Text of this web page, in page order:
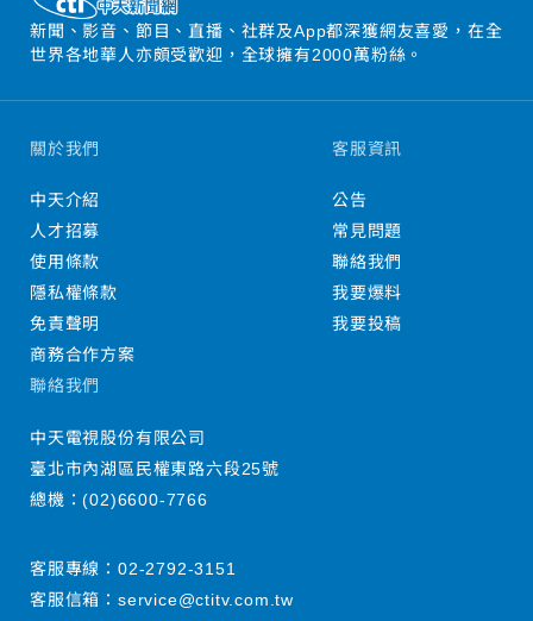
新聞、影音、節目、直播、社群及App都深獲網友喜愛，在全
世界各地華人亦頗受歡迎，全球擁有2000萬粉絲。
關於我們
中天介紹
人才招募
使用條款
隱私權條款
免責聲明
商務合作方案
客服資訊
公告
常見問題
聯絡我們
我要爆料
我要投稿
聯絡我們
中天電視股份有限公司
臺北市內湖區民權東路六段25號
總機：(02)6600-7766
客服專線： 02-2792-3151
客服信箱： service@ctitv.com.tw